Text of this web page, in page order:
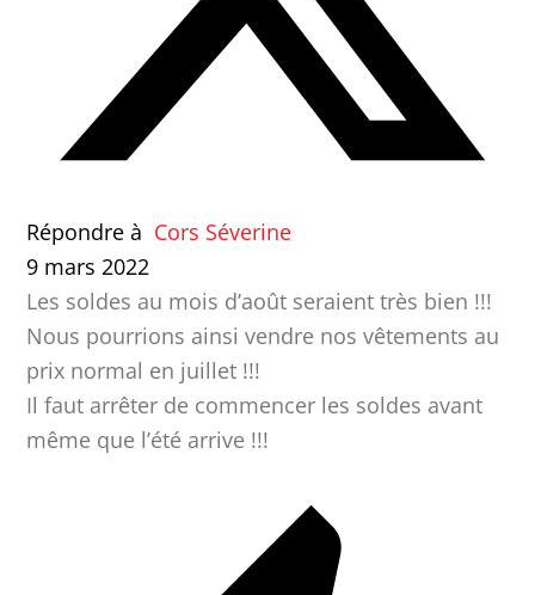
Répondre à Cors Séverine
9 mars 2022
Les soldes au mois d’août seraient très bien !!!
Nous pourrions ainsi vendre nos vêtements au
prix normal en juillet !!!
Il faut arrêter de commencer les soldes avant
même que l’été arrive !!!